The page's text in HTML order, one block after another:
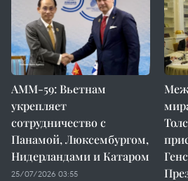
AMM-59: Вьетнам
укрепляет
сотрудничество с
Панамой, Люксембургом,
Нидерландами и Катаром
25/07/2026 03:55